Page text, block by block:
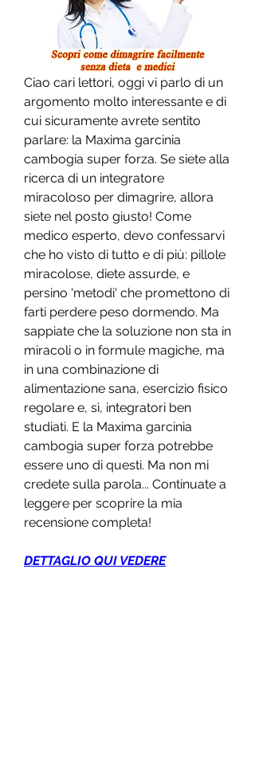
Ciao cari lettori, oggi vi parlo di un
argomento molto interessante e di
cui sicuramente avrete sentito
parlare: la Maxima garcinia
cambogia super forza. Se siete alla
ricerca di un integratore
miracoloso per dimagrire, allora
siete nel posto giusto! Come
medico esperto, devo confessarvi
che ho visto di tutto e di più: pillole
miracolose, diete assurde, e
persino 'metodi' che promettono di
farti perdere peso dormendo. Ma
sappiate che la soluzione non sta in
miracoli o in formule magiche, ma
in una combinazione di
alimentazione sana, esercizio fisico
regolare e, sì, integratori ben
studiati. E la Maxima garcinia
cambogia super forza potrebbe
essere uno di questi. Ma non mi
credete sulla parola... Continuate a
leggere per scoprire la mia
recensione completa!
DETTAGLIO QUI VEDERE